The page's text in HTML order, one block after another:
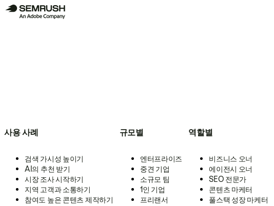
사용 사례
검색 가시성 높이기
AI의 추천 받기
시장 조사 시작하기
지역 고객과 소통하기
참여도 높은 콘텐츠 제작하기
규모별
엔터프라이즈
중견 기업
소규모 팀
1인 기업
프리랜서
역할별
비즈니스 오너
에이전시 오너
SEO 전문가
콘텐츠 마케터
풀스택 성장 마케터